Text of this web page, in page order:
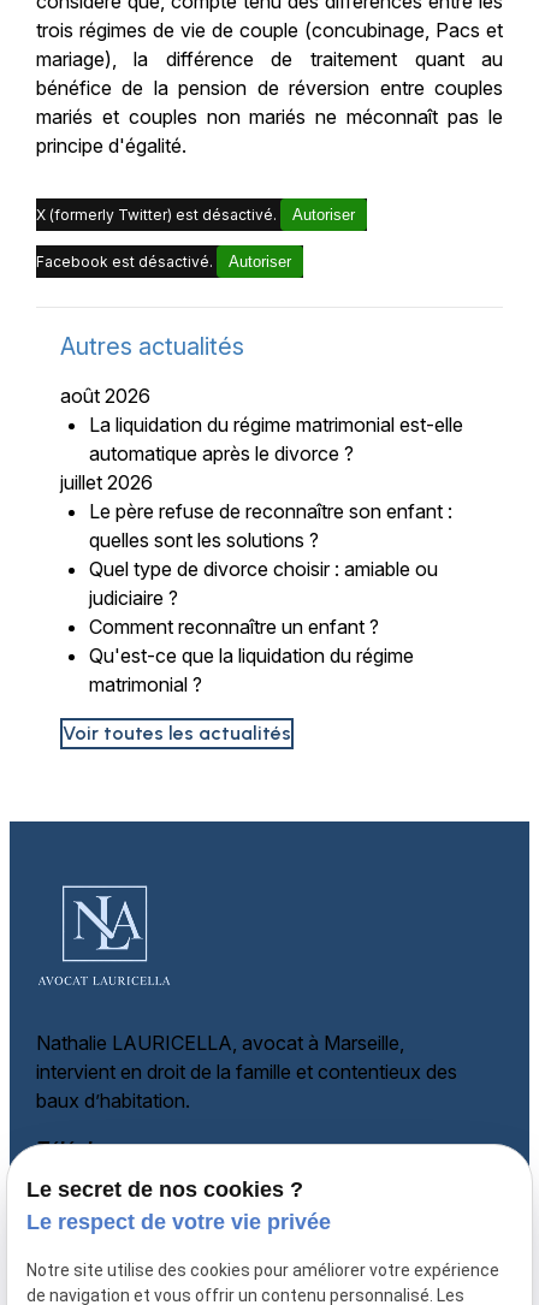
trois régimes de vie de couple (concubinage, Pacs et
mariage), la différence de traitement quant au
bénéfice de la pension de réversion entre couples
mariés et couples non mariés ne méconnaît pas le
principe d'égalité.
X (formerly Twitter) est désactivé. Autoriser
Facebook est désactivé. Autoriser
Autres actualités
août 2026
La liquidation du régime matrimonial est-elle
automatique après le divorce ?
juillet 2026
Le père refuse de reconnaître son enfant :
quelles sont les solutions ?
Quel type de divorce choisir : amiable ou
judiciaire ?
Comment reconnaître un enfant ?
Qu'est-ce que la liquidation du régime
matrimonial ?
Voir toutes les actualités
Nathalie LAURICELLA, avocat à Marseille,
intervient en droit de la famille et contentieux des
baux d’habitation.
Téléphone
06 60 87 60 97
Adresse
135 rue Paradis
13006 MARSEILLE
Le secret de nos cookies ?
Le respect de votre vie privée
Notre site utilise des cookies pour améliorer votre expérience
de navigation et vous offrir un contenu personnalisé. Les